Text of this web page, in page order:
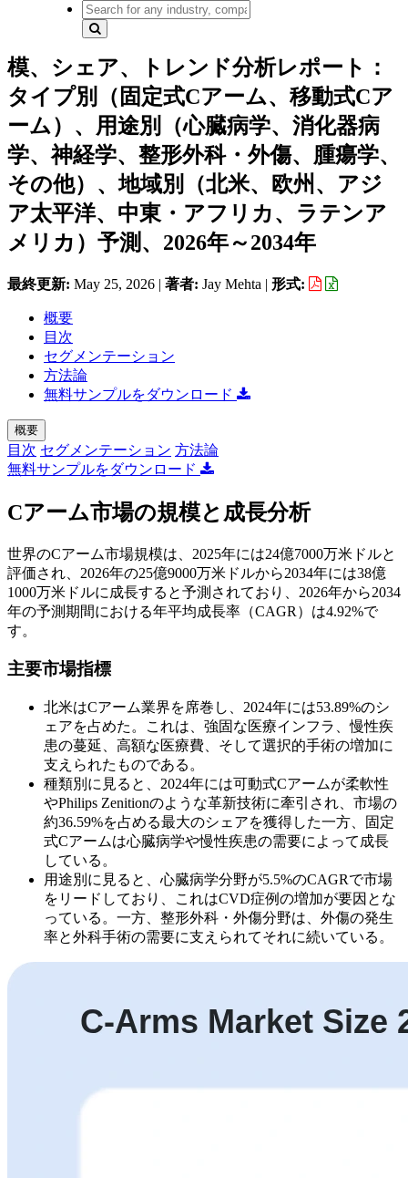
模、シェア、トレンド分析レポート：
タイプ別（固定式Cアーム、移動式Cア
ーム）、用途別（心臓病学、消化器病
学、神経学、整形外科・外傷、腫瘍学、
その他）、地域別（北米、欧州、アジ
ア太平洋、中東・アフリカ、ラテンア
メリカ）予測、2026年～2034年
最終更新: May 25, 2026 | 著者: Jay Mehta | 形式:
概要
目次
セグメンテーション
方法論
無料サンプルをダウンロード
概要
目次 セグメンテーション 方法論
無料サンプルをダウンロード
Cアーム市場の規模と成長分析
世界のCアーム市場規模は、2025年には24億7000万米ドルと
評価され、2026年の25億9000万米ドルから2034年には38億
1000万米ドルに成長すると予測されており、2026年から2034
年の予測期間における年平均成長率（CAGR）は4.92%で
す。
主要市場指標
北米はCアーム業界を席巻し、2024年には53.89%のシ
ェアを占めた。これは、強固な医療インフラ、慢性疾
患の蔓延、高額な医療費、そして選択的手術の増加に
支えられたものである。
種類別に見ると、2024年には可動式Cアームが柔軟性
やPhilips Zenitionのような革新技術に牽引され、市場の
約36.59%を占める最大のシェアを獲得した一方、固定
式Cアームは心臓病学や慢性疾患の需要によって成長
している。
用途別に見ると、心臓病学分野が5.5%のCAGRで市場
をリードしており、これはCVD症例の増加が要因とな
っている。一方、整形外科・外傷分野は、外傷の発生
率と外科手術の需要に支えられてそれに続いている。